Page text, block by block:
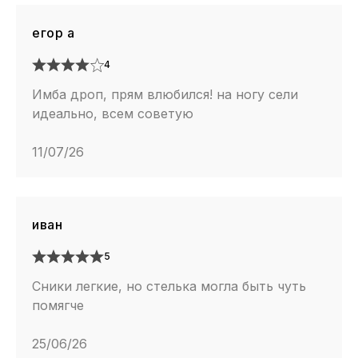
егор а
4
Имба дроп, прям влюбился! на ногу сели
идеально, всем советую
11/07/26
иван
5
Сники легкие, но стелька могла быть чуть
помягче
25/06/26